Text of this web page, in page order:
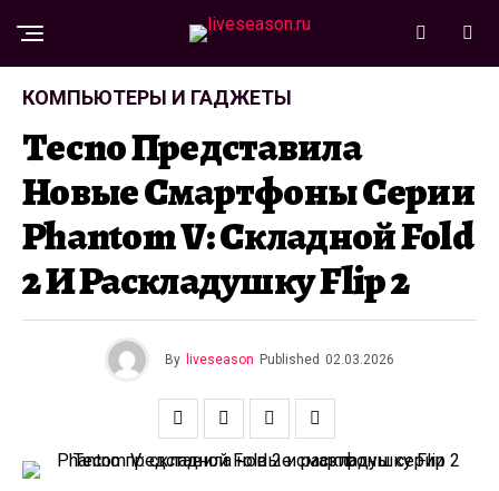
КОМПЬЮТЕРЫ И ГАДЖЕТЫ
Tecno Представила
Новые Смартфоны Серии
Phantom V: Складной Fold
2 И Раскладушку Flip 2
By liveseason Published 02.03.2026